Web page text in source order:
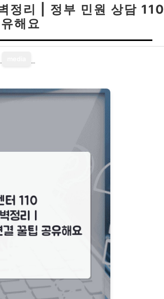
정리 | 정부 민원 상담 110
해요